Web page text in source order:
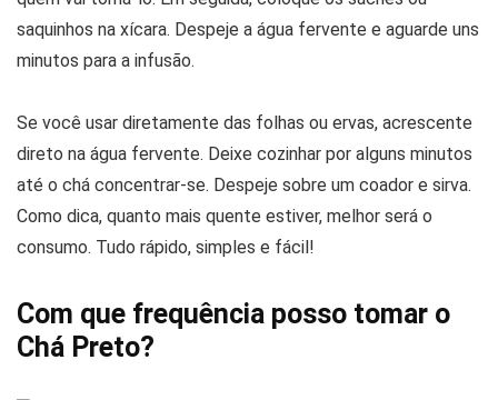
saquinhos na xícara. Despeje a água fervente e aguarde uns
minutos para a infusão.
Se você usar diretamente das folhas ou ervas, acrescente
direto na água fervente. Deixe cozinhar por alguns minutos
até o chá concentrar-se. Despeje sobre um coador e sirva.
Como dica, quanto mais quente estiver, melhor será o
consumo. Tudo rápido, simples e fácil!
Com que frequência posso tomar o
Chá Preto?